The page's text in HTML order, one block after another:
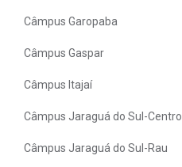
Câmpus Garopaba
Câmpus Gaspar
Câmpus Itajaí
Câmpus Jaraguá do Sul-Centro
Câmpus Jaraguá do Sul-Rau